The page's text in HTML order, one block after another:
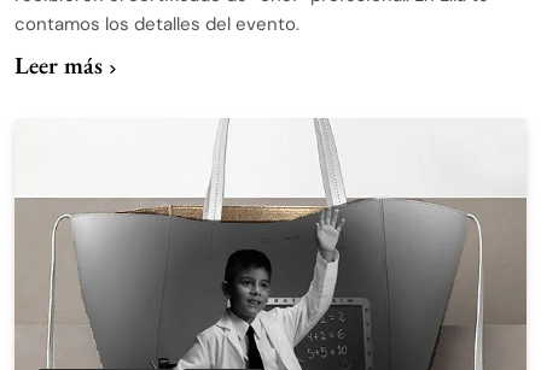
contamos los detalles del evento.
Leer más